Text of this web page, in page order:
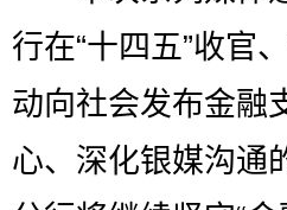
行在“十四五”收官
动向社会发布金融
心、深化银媒沟通